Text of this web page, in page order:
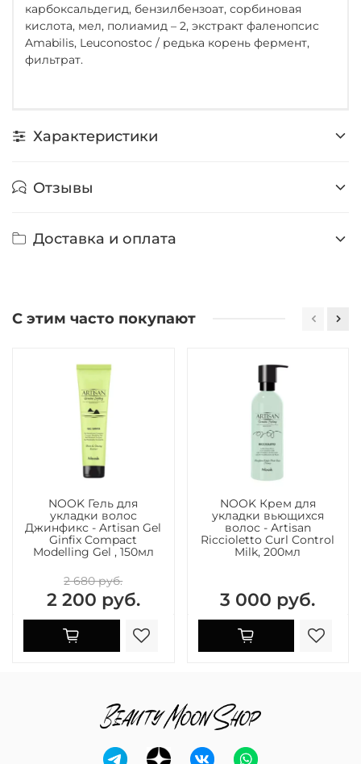
карбоксальдегид, бензилбензоат, сорбиновая
кислота, мел, полиамид – 2, экстракт фаленопсис
Amabilis, Leuconostoc / редька корень фермент,
фильтрат.
Характеристики
Отзывы
Доставка и оплата
С этим часто покупают
NOOK Гель для
укладки волос
Джинфикс - Artisan Gel
Ginfix Compact
Modelling Gel , 150мл
2 680 руб.
2 200 руб.
NOOK Крем для
укладки вьющихся
волос - Artisan
Riccioletto Curl Control
Milk, 200мл
3 000 руб.